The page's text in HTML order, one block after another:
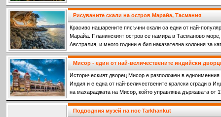
на двете напълно прозрачни реки се срещат, се образува
Рисуваните скали на остров Марайа, Тасмания
Красиво нашарените пясъчни скали са едни от най-
Марайа. Планинският остров се намира в Тасманово
Австралия, и много години е бил наказателна колония за
престъпления срещу френските колонизатори.
Мисор - един от най-величествените индийски
Историческият дворец Мисор е разположен в
Индия и е една от най-величествените кралски сгради в
на махараджата на Мисор, който управлява държавата от
Подводния музей на нос Tarkhankut